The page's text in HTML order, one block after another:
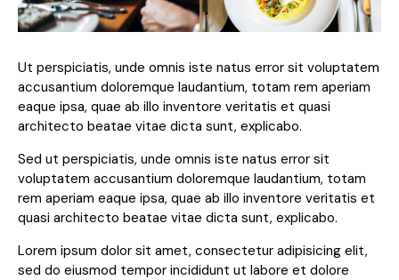
Ut perspiciatis, unde omnis iste natus error sit voluptatem
accusantium doloremque laudantium, totam rem aperiam
eaque ipsa, quae ab illo inventore veritatis et quasi
architecto beatae vitae dicta sunt, explicabo.
Sed ut perspiciatis, unde omnis iste natus error sit
voluptatem accusantium doloremque laudantium, totam
rem aperiam eaque ipsa, quae ab illo inventore veritatis et
quasi architecto beatae vitae dicta sunt, explicabo.
Lorem ipsum dolor sit amet, consectetur adipisicing elit,
sed do eiusmod tempor incididunt ut labore et dolore